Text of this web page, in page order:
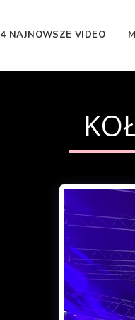
4 NAJNOWSZE VIDEO